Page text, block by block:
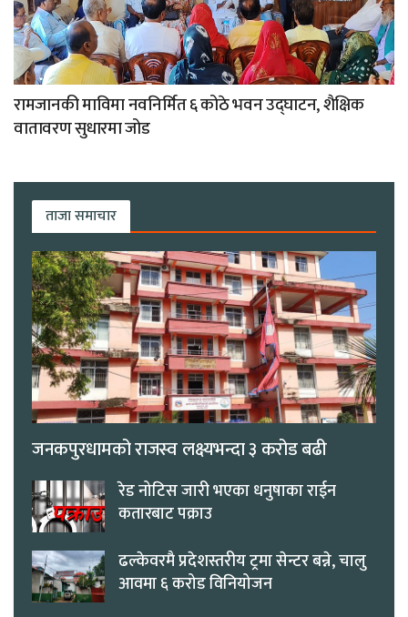
रामजानकी माविमा नवनिर्मित ६ कोठे भवन उद्घाटन, शैक्षिक
वातावरण सुधारमा जोड
ताजा समाचार
जनकपुरधामको राजस्व लक्ष्यभन्दा ३ करोड बढी
रेड नोटिस जारी भएका धनुषाका राईन
कतारबाट पक्राउ
ढल्केवरमै प्रदेशस्तरीय ट्रमा सेन्टर बन्ने, चालु
आवमा ६ करोड विनियोजन